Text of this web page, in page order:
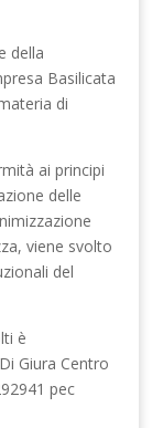
della
Basilicata
di
ai principi
delle
viene svolto
del
è
Giura Centro
pec